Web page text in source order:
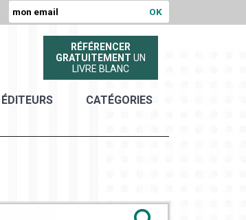
RÉFÉRENCER
GRATUITEMENT UN
LIVRE BLANC
ÉDITEURS CATÉGORIES